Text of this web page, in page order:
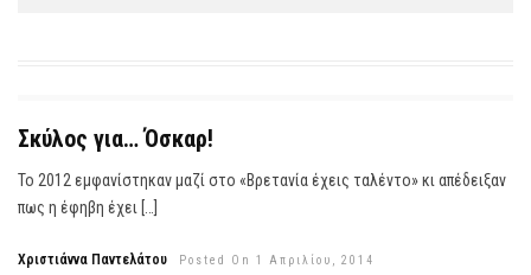
Σκύλος για… Όσκαρ!
Το 2012 εμφανίστηκαν μαζί στο «Βρετανία έχεις ταλέντο» κι απέδειξαν
πως η έφηβη έχει […]
Χριστιάννα Παντελάτου Posted On 1 Απριλίου, 2014